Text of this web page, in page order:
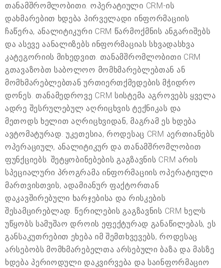
თანამშრომლობითი. ოპერატიული CRM-ის
დახმარებით ხდება პირველადი ინფორმაციის
ჩაწერა, ანალიტიკური CRM წარმოქმნის ანგარიშებს
და ასევე აანალიზებს ინფორმაციას სხვადასხვა
კატეგორიის მიხედვით. თანამშრომლობითი CRM
გთავაზობთ საბოლოო მომხმარებლებთან ან
მომხმარებლებთან ურთიერთქმედების მჭიდრო
დონეს. თანამედროვე CRM სისტემა აგროვებს ყველა
ადრე შესრულებულ აღრიცხვის ტექნიკას და
მეთოდს ხელით აღრიცხვიდან, მაგრამ ეს ხდება
ავტომატურად. უკეთესია, როდესაც CRM აერთიანებს
ოპერაციულ, ანალიტიკურ და თანამშრომლობით
ფუნქციებს. შეტყობინებების გაგზავნის CRM არის
სპეციალური პროგრამა ინფორმაციის ოპერატიული
მართვისთვის, ადამიანურ ფაქტორთან
დაკავშირებული ხარჯებისა და რისკების
შესამცირებლად. წერილების გაგზავნის CRM ხელს
უწყობს სამუშაო დროის ეფექტურად განაწილებას, ეს
განსაკუთრებით ეხება იმ შემთხვევებს, როდესაც
არსებობს მომხმარებელთა არსებული ბაზა და მასზე
ხდება პერიოდული დაკვირვება და საინფორმაციო